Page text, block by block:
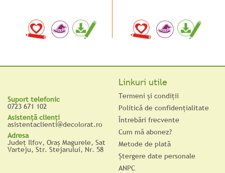
Suport telefonic
0723 671 102
Asistenţă clienţi
asistentaclienti@decolorat.ro
Adresa
Judeţ Ilfov, Oraş Magurele, Sat
Varteju, Str. Stejarului, Nr. 58
Linkuri utile
Termeni şi condiţii
Politică de confidențialitate
Întrebări frecvente
Cum mă abonez?
Metode de plată
Ştergere date personale
ANPC